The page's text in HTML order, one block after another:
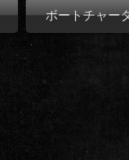
ボートチャー